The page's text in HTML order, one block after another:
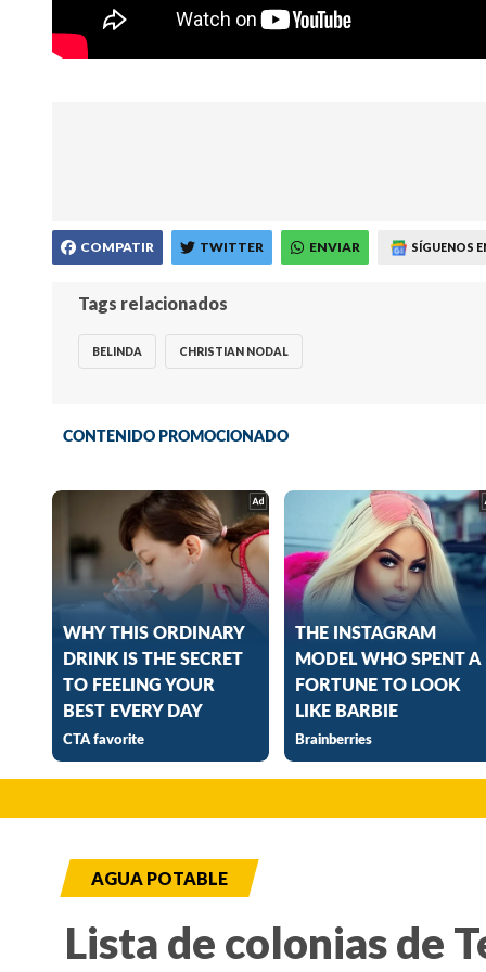
COMPATIR TWITTER ENVIAR SÍGUENOS
Tags relacionados
BELINDA CHRISTIAN NODAL
AGUA POTABLE
Lista de colonias de